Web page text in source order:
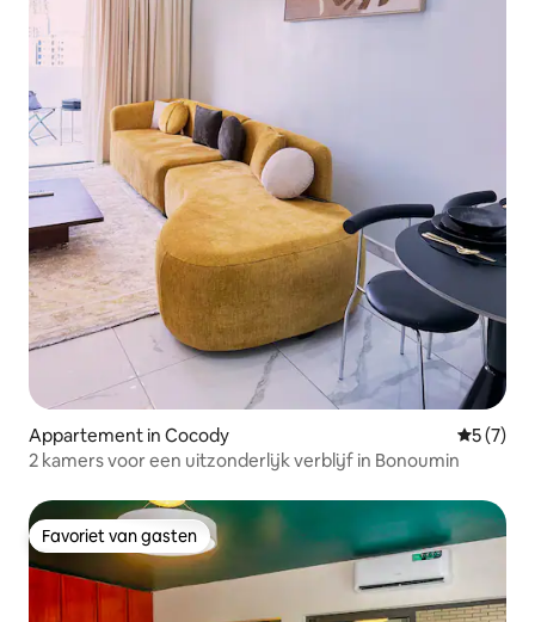
Appartement in Cocody
5 (7)
2 kamers voor een uitzonderlijk verblijf in Bonoumin
Favoriet van gasten
Favoriet van gasten